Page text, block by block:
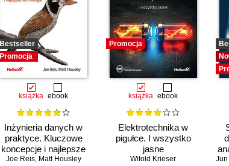
Bestseller
Promocja
książka ebook
Inżynieria danych w
praktyce. Kluczowe
koncepcje i najlepsze
technologie
Joe Reis, Matt Housley
Promocja
książka ebook
Elektrotechnika w
pigułce. I wszystko
jasne
Witold Krieser Jun